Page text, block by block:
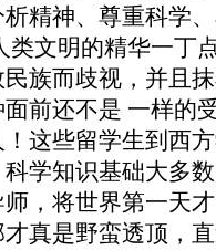
精神、尊重科学
类文明的精华一丁
族而歧视，并且
前还不是 一样的
这些留学生到西
学知识基础大多
，将世界第一天
真是野蛮透顶，